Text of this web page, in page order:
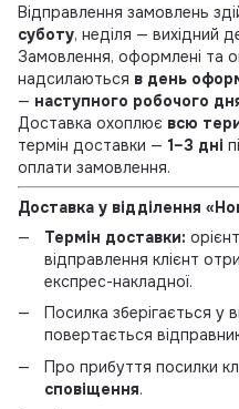
Відправлення замовлень
суботу, неділя — вихідний
Замовлення, оформлені та
надсилаються в день
— наступного робочого
Доставка охоплює всю
термін доставки — 1–3 дні
оплати замовлення.
Доставка у відділення
Термін доставки:
відправлення клієнт
експрес-накладної.
Посилка зберігається у
повертається
Про прибуття посилки
сповіщення.